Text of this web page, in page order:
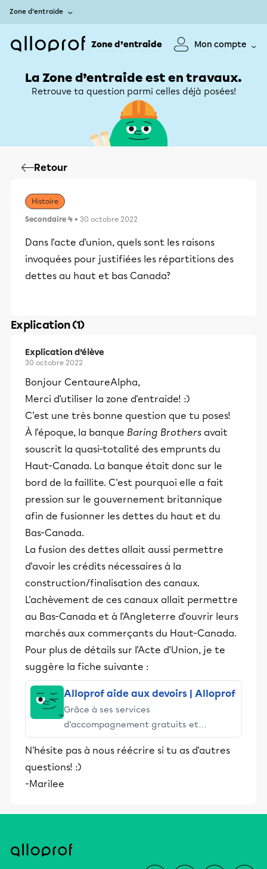
Zone d’entraide
Zone d’entraide Mon compte
La Zone d’entraide est en travaux.
Retrouve ta question parmi celles déjà posées!
Retour
Histoire
Secondaire 4 • 30 octobre 2022
Dans l'acte d'union, quels sont les raisons
invoquées pour justifiées les répartitions des
dettes au haut et bas Canada?
Explication (1)
Explication d’élève
30 octobre 2022
Bonjour CentaureAlpha,
Merci d'utiliser la zone d'entraide! :)
C'est une très bonne question que tu poses!
À l'époque, la banque Baring Brothers avait
souscrit la quasi-totalité des emprunts du
Haut-Canada. La banque était donc sur le
bord de la faillite. C'est pourquoi elle a fait
pression sur le gouvernement britannique
afin de fusionner les dettes du haut et du
Bas-Canada.
La fusion des dettes allait aussi permettre
d'avoir les crédits nécessaires à la
construction/finalisation des canaux.
L'achèvement de ces canaux allait permettre
au Bas-Canada et à l'Angleterre d'ouvrir leurs
marchés aux commerçants du Haut-Canada.
Pour plus de détails sur l'Acte d'Union, je te
suggère la fiche suivante :
Alloprof aide aux devoirs | Alloprof
Grâce à ses services
d’accompagnement gratuits et
stimulants, Alloprof engage les élèves
et leurs parents dans la réussite
éducative.
N'hésite pas à nous réécrire si tu as d'autres
questions! :)
-Marilee